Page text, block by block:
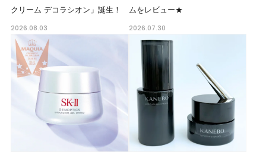
クリーム デコラシオン」誕生！
2026.08.03
ムをレビュー★
2026.07.30